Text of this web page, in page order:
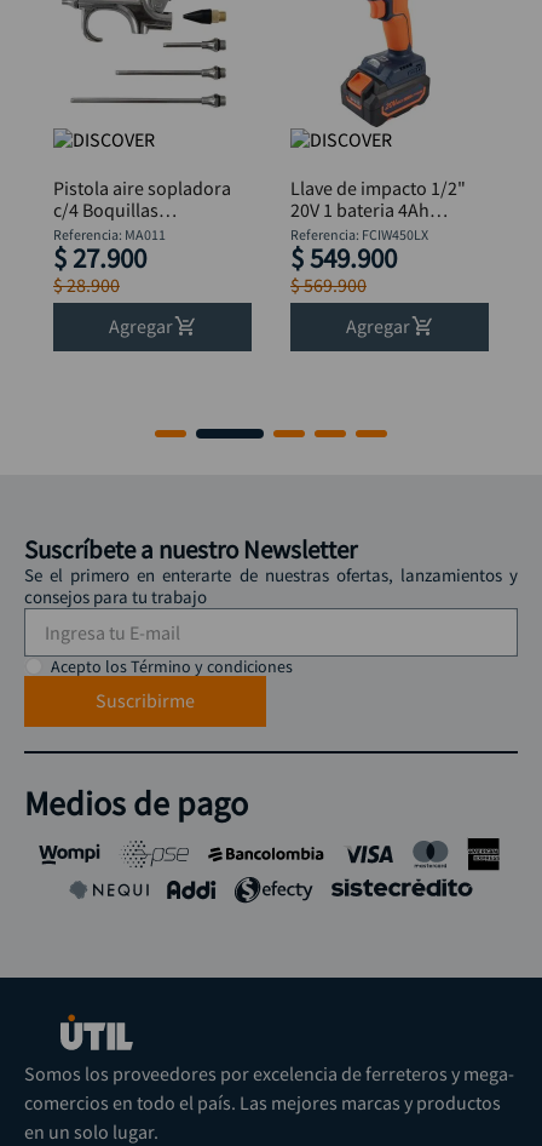
Pistola aire sopladora
c/4 Boquillas
DISCOVER MA011
Referencia: MA011
$ 27.900
$28.900
Agregar
Llave de impacto 1/2"
20V 1 bateria 4Ah
Brushless Estuche
Discover
Referencia: FCIW450LX
$549.900
$569.900
Agregar
Suscríbete a nuestro Newsletter
Se el primero en enterarte de nuestras ofertas, lanzamientos y
consejos para tu trabajo
Acepto los Término y condiciones
Suscribirme
Medios de pago
Somos los proveedores por excelencia de ferreteros y mega-
comercios en todo el país. Las mejores marcas y productos
en un solo lugar.